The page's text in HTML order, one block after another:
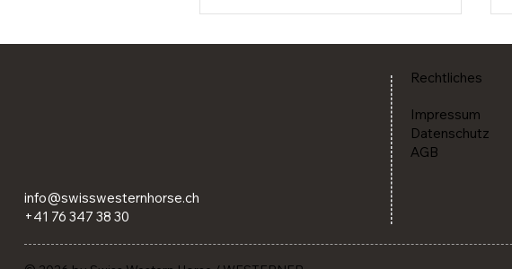
info@swisswesternhorse.ch
+41 76 347 38 30
Rechtliches
Impressum
Datenschutz
AGB